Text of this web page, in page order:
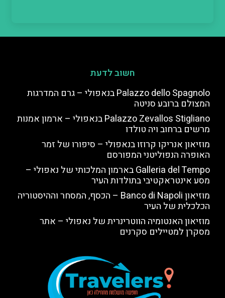
חשוב לדעת
Palazzo dello Spagnolo בנאפולי – גרם המדרגות
המצולם ברובע סניטה
Palazzo Zevallos Stigliano בנאפולי – ארמון אמנות
מרשים ברחוב ויה טולדו
מוזיאון אנריקו קרוזו בנאפולי – סיפורו של זמר
האופרה הנפוליטני המפורסם
Galleria del Tempo בארמון המלכותי של נאפולי –
מסע אינטראקטיבי בתולדות העיר
מוזיאון Banco di Napoli – הכסף, המסחר וההיסטוריה
הכלכלית של העיר
מוזיאון האנטומיה הווטרינרית של נאפולי – אתר
מסקרן למטיילים סקרנים